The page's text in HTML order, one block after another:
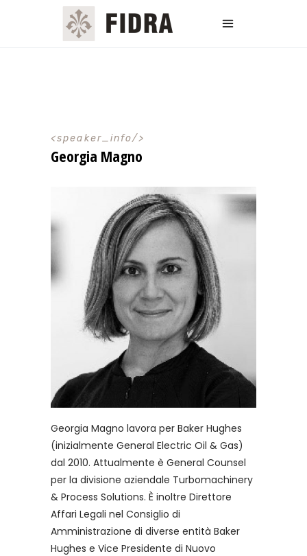
speaker_info
Georgia Magno
Georgia Magno lavora per Baker Hughes
(inizialmente General Electric Oil & Gas)
dal 2010. Attualmente è General Counsel
per la divisione aziendale Turbomachinery
& Process Solutions. È inoltre Direttore
Affari Legali nel Consiglio di
Amministrazione di diverse entità Baker
Hughes e Vice Presidente di Nuovo